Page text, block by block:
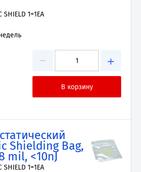
SHIELD 1=1EA
− +
Shielding Bag,
mil, <10nJ
SHIELD 1=1EA